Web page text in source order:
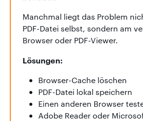
Manchmal liegt das Problem
PDF-Datei selbst, sondern am
Browser oder PDF-Viewer.
Lösungen:
Browser-Cache löschen
PDF-Datei lokal speichern
Einen anderen Browser
Adobe Reader oder